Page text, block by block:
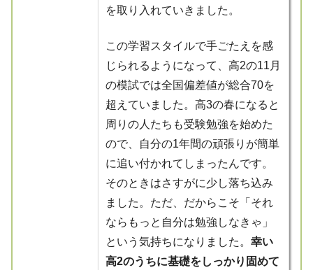
を取り入れていきました。
この学習スタイルで手ごたえを感
じられるようになって、高2の11月
の模試では全国偏差値が総合70を
超えていました。高3の春になると
周りの人たちも受験勉強を始めた
ので、自分の1年間の頑張りが簡単
に追い付かれてしまったんです。
そのときはさすがに少し落ち込み
ました。ただ、だからこそ「それ
ならもっと自分は勉強しなきゃ」
という気持ちになりました。 幸い
高2のうちに基礎をしっかり固めて